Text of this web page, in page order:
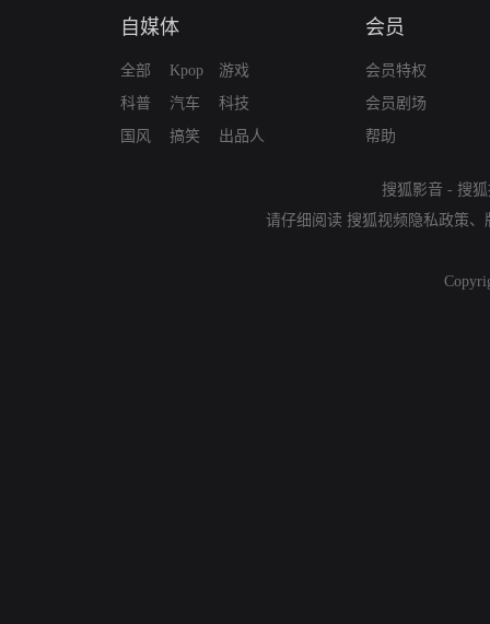
自媒体
全部
科普
国风
Kpop
汽车
搞笑
游戏
科技
出品人
会员
会员特权
会员剧场
帮助
搜狐影音 - 搜
请仔细阅读 搜狐视频隐私政策、